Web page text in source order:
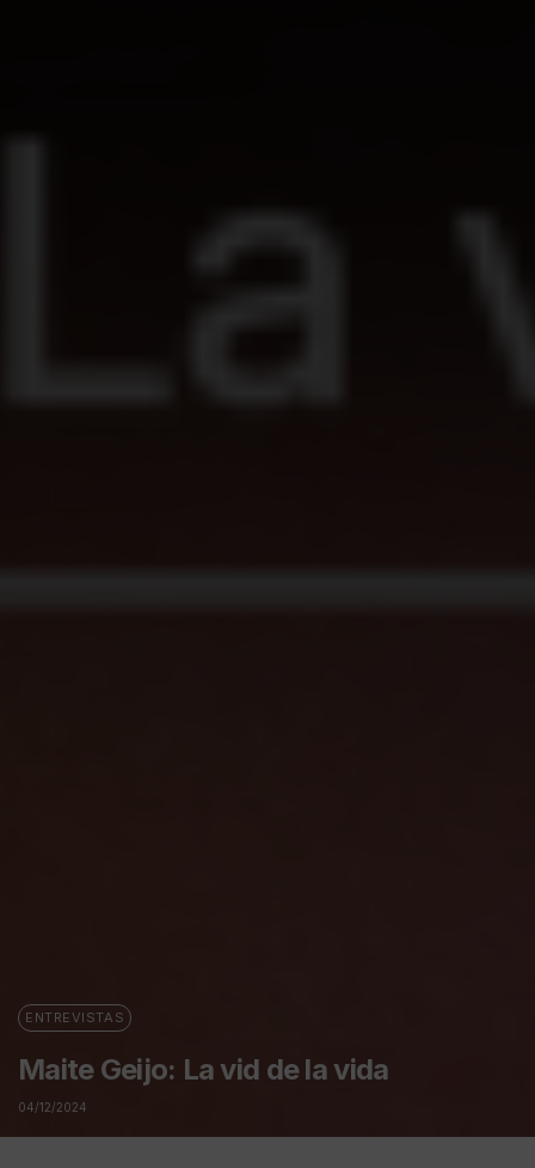
ENTREVISTAS
Maite Geijo: La vid de la vida
04/12/2024